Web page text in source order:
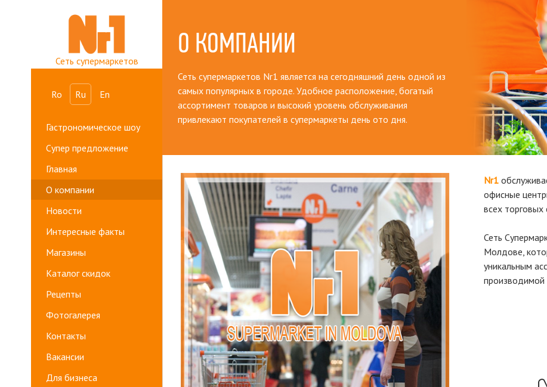
Сеть супермаркетов
Ro Ru En
Гастрономическое шоу
Супер предложение
Главная
О компании
Новости
Интересные факты
Магазины
Каталог скидок
Рецепты
Фотогалерея
Контакты
Вакансии
Для бизнеса
О КОМПАНИИ
Сеть супермаркетов Nr1 является на сегодняшний день одной из
самых популярных в городе. Удобное расположение, богатый
ассортимент товаров и высокий уровень обслуживания
привлекают покупателей в супермаркеты день ото дня.
Nr1
офисные
всех
Сеть
Молдове,
уникальным
производимой